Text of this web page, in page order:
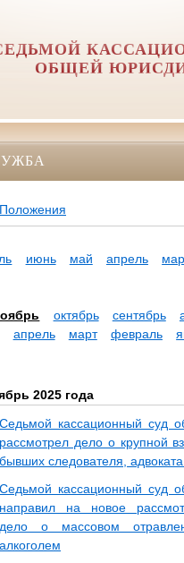
ОБЩЕЙ
Положения
июнь май апрель
октябрь сентябрь
апрель март февраль
2025 года
Седьмой кассационный суд
рассмотрел дело о крупной
бывших следователя,
Седьмой кассационный суд
направил на новое
дело о массовом
алкоголем